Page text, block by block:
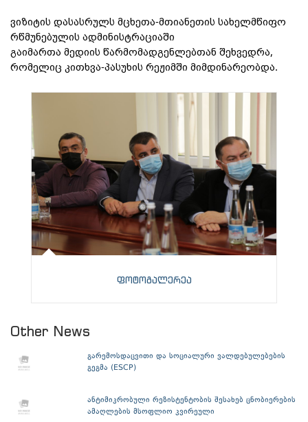
ვიზიტის დასასრულს მცხეთა-მთიანეთის სახელმწიფო
რწმუნებულის ადმინისტრაციაში
გაიმართა მედიის წარმომადგენლებთან შეხვედრა,
რომელიც კითხვა-პასუხის რეჟიმში მიმდინარეობდა.
ფოტოგალერეა
Other News
გარემოსდაცვითი და სოციალური ვალდებულებების
გეგმა (ESCP)
ანტიმიკრობული რეზისტენტობის შესახებ ცნობიერების
ამაღლების მსოფლიო კვირეული